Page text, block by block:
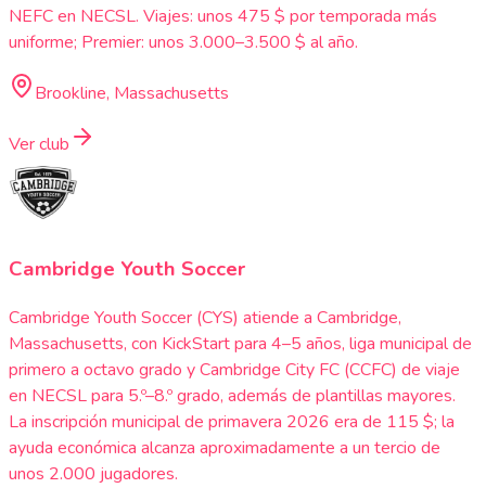
NEFC en NECSL. Viajes: unos 475 $ por temporada más
uniforme; Premier: unos 3.000–3.500 $ al año.
Brookline, Massachusetts
Ver club
Cambridge Youth Soccer
Cambridge Youth Soccer (CYS) atiende a Cambridge,
Massachusetts, con KickStart para 4–5 años, liga municipal de
primero a octavo grado y Cambridge City FC (CCFC) de viaje
en NECSL para 5.º–8.º grado, además de plantillas mayores.
La inscripción municipal de primavera 2026 era de 115 $; la
ayuda económica alcanza aproximadamente a un tercio de
unos 2.000 jugadores.